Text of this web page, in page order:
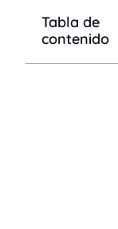
Tabla de
contenido